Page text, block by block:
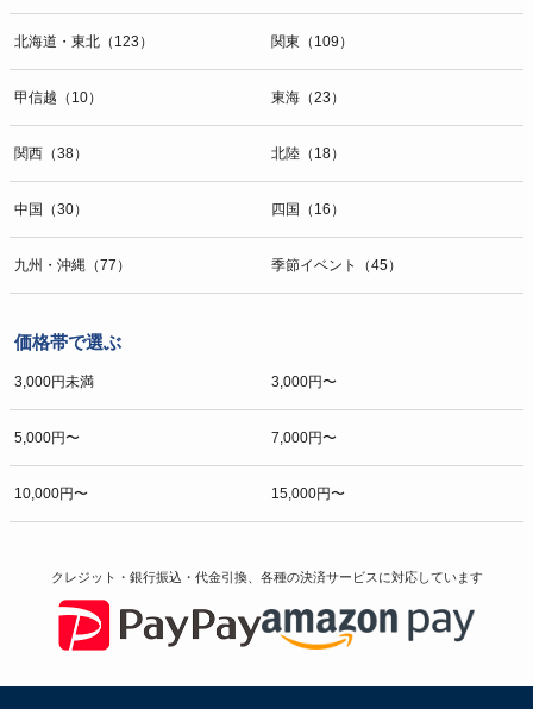
北海道・東北（123） 関東（109）
甲信越（10） 東海（23）
関西（38） 北陸（18）
中国（30） 四国（16）
九州・沖縄（77） 季節イベント（45）
価格帯で選ぶ
3,000円未満 3,000円〜
5,000円〜 7,000円〜
10,000円〜 15,000円〜
クレジット・銀行振込・代金引換、各種の決済サービスに対応しています